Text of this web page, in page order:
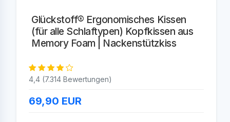
Glückstoff® Ergonomisches Kissen
(für alle Schlaftypen) Kopfkissen aus
Memory Foam | Nackenstützkiss
4,4 (7.314 Bewertungen)
69,90 EUR